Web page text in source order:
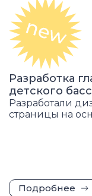
Разработка
детского
Разработали
страницы на
Подробнее